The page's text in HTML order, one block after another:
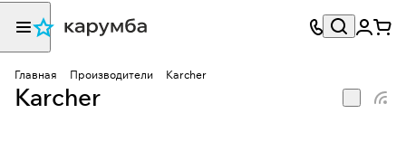
Главная Производители Karcher
Karcher